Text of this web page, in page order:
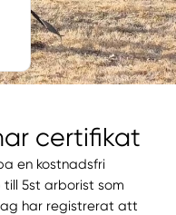
certifikat
en kostnadsfri
5st arborist som
har registrerat att